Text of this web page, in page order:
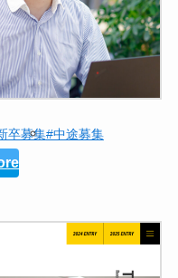
卒募集#中途募集